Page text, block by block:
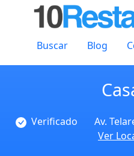
Buscar Blog
Verificado
Av.
Ver